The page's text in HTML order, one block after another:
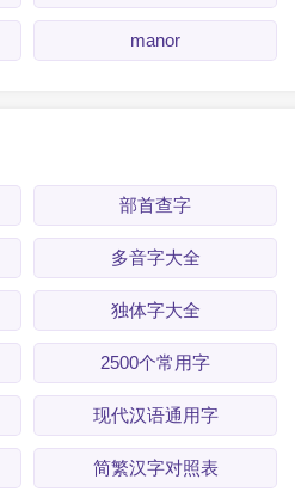
manor
部首查字
多音字大全
独体字大全
2500个常用字
现代汉语通用字
简繁汉字对照表